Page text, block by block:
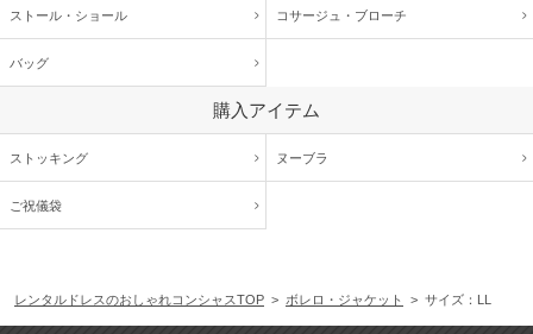
ストール・ショール コサージュ・ ブローチ
バッグ
購入アイテム
ストッキング ヌーブラ
ご祝儀袋
レンタルドレスのおしゃれコンシャスTOP > ボレロ・ジャケット > サイズ：LL